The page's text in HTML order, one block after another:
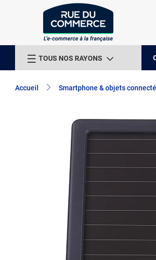
TOUS NOS RAYONS
Accueil Smartphone & objets